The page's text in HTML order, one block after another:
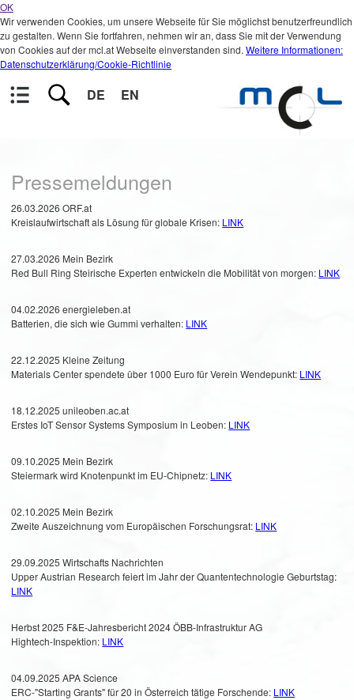
OK
Wir verwenden Cookies, um unsere Webseite für Sie möglichst benutzerfreundlich
zu gestalten. Wenn Sie fortfahren, nehmen wir an, dass Sie mit der Verwendung
von Cookies auf der mcl.at Webseite einverstanden sind. Weitere Informationen:
Datenschutzerklärung/Cookie-Richtlinie
DE EN
Pressemeldungen
26.03.2026 ORF.at
Kreislaufwirtschaft als Lösung für globale Krisen: LINK
27.03.2026 Mein Bezirk
Red Bull Ring Steirische Experten entwickeln die Mobilität von morgen: LINK
04.02.2026 energieleben.at
Batterien, die sich wie Gummi verhalten: LINK
22.12.2025 Kleine Zeitung
Materials Center spendete über 1000 Euro für Verein Wendepunkt: LINK
18.12.2025 unileoben.ac.at
Erstes IoT Sensor Systems Symposium in Leoben: LINK
09.10.2025 Mein Bezirk
Steiermark wird Knotenpunkt im EU-Chipnetz: LINK
02.10.2025 Mein Bezirk
Zweite Auszeichnung vom Europäischen Forschungsrat: LINK
29.09.2025 Wirtschafts Nachrichten
Upper Austrian Research feiert im Jahr der Quantentechnologie Geburtstag:
LINK
Herbst 2025 F&E-Jahresbericht 2024 ÖBB-Infrastruktur AG
Hightech-Inspektion: LINK
04.09.2025 APA Science
ERC-"Starting Grants" für 20 in Österreich tätige Forschende: LINK